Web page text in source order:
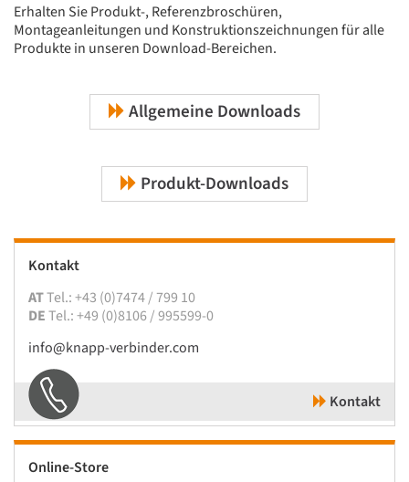
Erhalten Sie Produkt-, Referenzbroschüren,
Montageanleitungen und Konstruktionszeichnungen für alle
Produkte in unseren Download-Bereichen.
Allgemeine Downloads
Produkt-Downloads
Kontakt
ATTel.: +43 (0)7474 / 799 10
DETel.: +49 (0)8106 / 995599-0
info@knapp-verbinder.com
Kontakt
Online-Store